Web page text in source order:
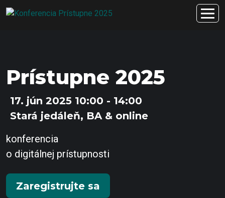
Prístupne 2025
17. jún 2025 10:00 - 14:00
Stará jedáleň, BA & online
konferencia
o digitálnej prístupnosti
Zaregistrujte sa